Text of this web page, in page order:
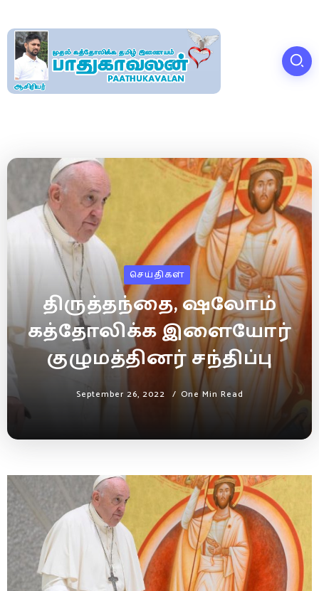
செய்திகள்
திருத்தந்தை, ஷலோம்
கத்தோலிக்க இளையோர்
குழுமத்தினர் சந்திப்பு
September 26, 2022 One Min Read